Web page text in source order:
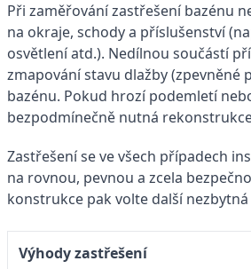
Při zaměřování zastřešení bazénu
na okraje, schody a příslušenství
osvětlení atd.). Nedílnou součástí
zmapování stavu dlažby (zpevněné
bazénu. Pokud hrozí podemletí
bezpodmínečně nutná
Zastřešení se ve všech případech
na rovnou, pevnou a zcela
konstrukce pak volte další
Výhody zastřešení